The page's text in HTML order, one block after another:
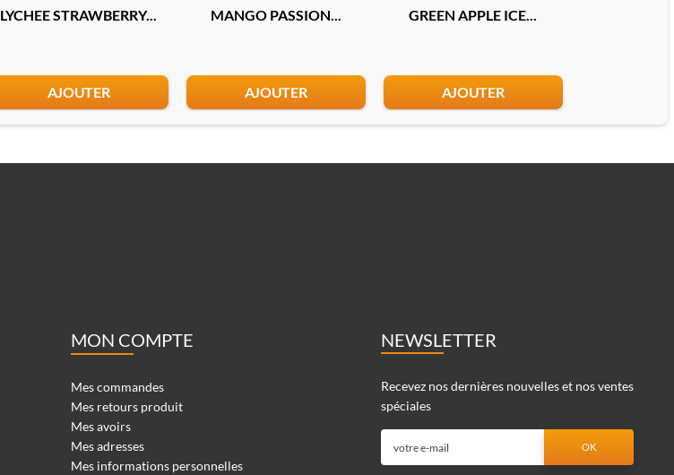
LYCHEE STRAWBERRY...
AJOUTER
MANGO PASSION...
AJOUTER
GREEN APPLE ICE...
AJOUTER
MON COMPTE
Mes commandes
Mes retours produit
Mes avoirs
Mes adresses
Mes informations personnelles
NEWSLETTER
Recevez nos dernières nouvelles et nos ventes
spéciales